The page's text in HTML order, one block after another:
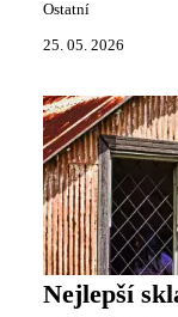
Ostatní
25. 05. 2026
Nejlepší